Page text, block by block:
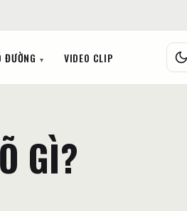
ĐƯỜNG VIDEO CLIP
GÌ?